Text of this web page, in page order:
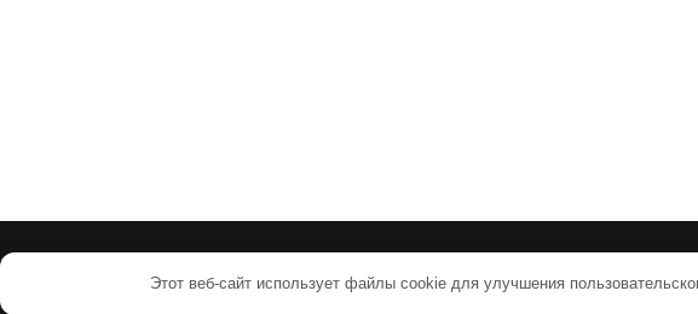
Этот веб-сайт использует файлы cookie для улучшения